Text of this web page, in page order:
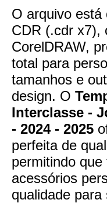
O arquivo
CDR (.cdr x7),
CorelDRAW,
total para
tamanhos e
design. O
Interclasse -
- 2024 - 2025
perfeita de
permitindo
acessórios
qualidade para